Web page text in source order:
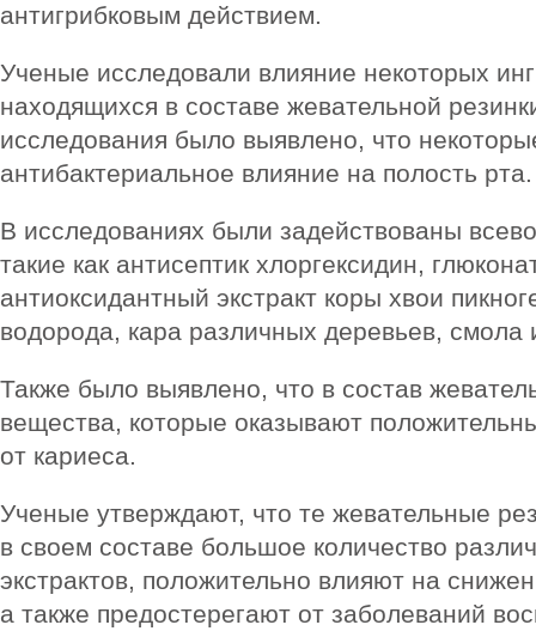
антигрибковым действием.
Ученые исследовали влияние некоторых
находящихся в составе жевательной
исследования было выявлено, что
антибактериальное влияние на полость рта.
В исследованиях были задействованы
такие как антисептик хлоргексидин,
антиоксидантный экстракт коры хвои
водорода, кара различных деревьев, смола
Также было выявлено, что в состав
вещества, которые оказывают
от кариеса.
Ученые утверждают, что те жевательные
в своем составе большое количество
экстрактов, положительно влияют на
а также предостерегают от заболеваний